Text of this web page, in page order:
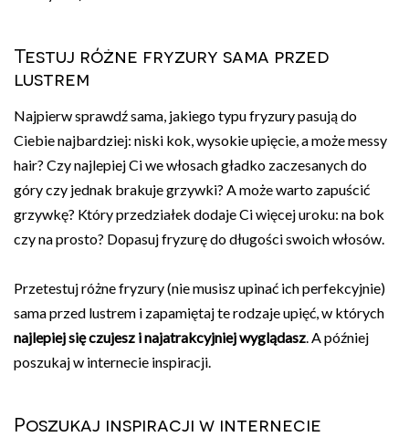
Testuj różne fryzury sama przed
lustrem
Najpierw sprawdź sama, jakiego typu fryzury pasują do
Ciebie najbardziej: niski kok, wysokie upięcie, a może messy
hair? Czy najlepiej Ci we włosach gładko zaczesanych do
góry czy jednak brakuje grzywki? A może warto zapuścić
grzywkę? Który przedziałek dodaje Ci więcej uroku: na bok
czy na prosto? Dopasuj fryzurę do długości swoich włosów.
Przetestuj różne fryzury (nie musisz upinać ich perfekcyjnie)
sama przed lustrem i zapamiętaj te rodzaje upięć, w których
najlepiej się czujesz i najatrakcyjniej wyglądasz. A później
poszukaj w internecie inspiracji.
Poszukaj inspiracji w internecie